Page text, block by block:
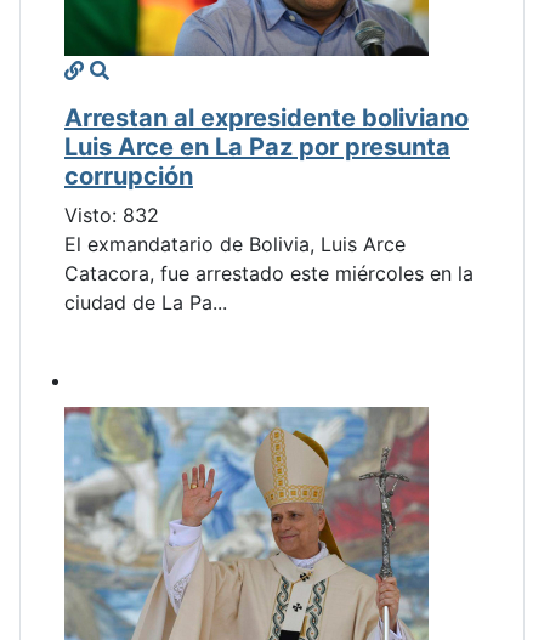
Arrestan al expresidente boliviano
Luis Arce en La Paz por presunta
corrupción
Visto: 832
El exmandatario de Bolivia, Luis Arce
Catacora, fue arrestado este miércoles en la
ciudad de La Pa...